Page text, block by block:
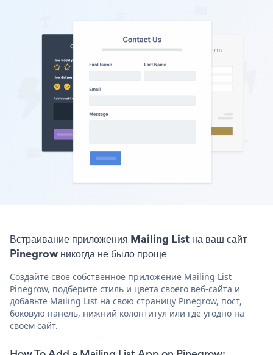
Встраивание приложения Mailing List на ваш сайт
Pinegrow никогда не было проще
Создайте свое собственное приложение Mailing List
Pinegrow, подберите стиль и цвета своего веб-сайта и
добавьте Mailing List на свою страницу Pinegrow, пост,
боковую панель, нижний колонтитул или где угодно на
своем сайт.